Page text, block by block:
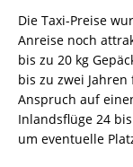
Die Taxi-Preise
Anreise noch
bis zu 20 kg
bis zu zwei
Anspruch auf
Inlandsflüge 24
um eventuelle